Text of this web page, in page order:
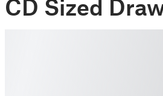
CD Sized